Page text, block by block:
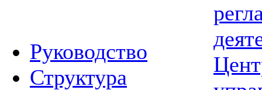
Руководство
Структура